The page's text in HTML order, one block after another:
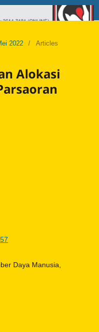
2022
/ Articles
Alokasi
Daya Manusia,